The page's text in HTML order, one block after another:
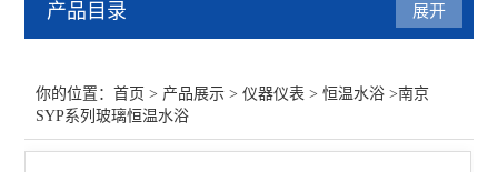
产品目录
恒流电源
展开
你的位置：首页 > 产品展示 >仪器仪表 >恒温水浴 >南京
SYP系列玻璃恒温水浴